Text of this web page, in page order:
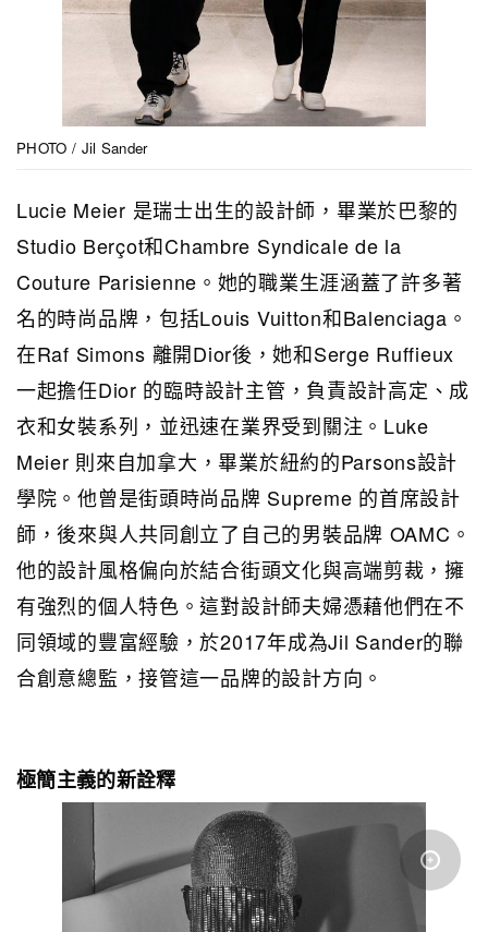
PHOTO / Jil Sander
Lucie Meier 是瑞士出生的設計師，畢業於巴黎的
Studio Berçot和Chambre Syndicale de la
Couture Parisienne。她的職業生涯涵蓋了許多著
名的時尚品牌，包括Louis Vuitton和Balenciaga。
在Raf Simons 離開Dior後，她和Serge Ruffieux
一起擔任Dior 的臨時設計主管，負責設計高定、成
衣和女裝系列，並迅速在業界受到關注。Luke
Meier 則來自加拿大，畢業於紐約的Parsons設計
學院。他曾是街頭時尚品牌 Supreme 的首席設計
師，後來與人共同創立了自己的男裝品牌 OAMC。
他的設計風格偏向於結合街頭文化與高端剪裁，擁
有強烈的個人特色。這對設計師夫婦憑藉他們在不
同領域的豐富經驗，於2017年成為Jil Sander的聯
合創意總監，接管這一品牌的設計方向。
極簡主義的新詮釋